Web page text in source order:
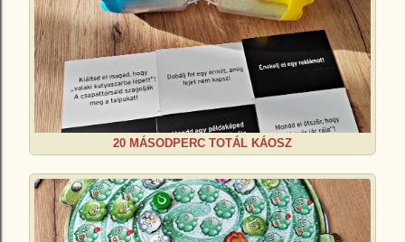
20 MÁSODPERC TOTÁL KÁOSZ